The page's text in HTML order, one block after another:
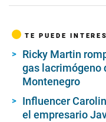
TE PUEDE
Ricky Martin
gas lacrimógeno
Montenegro
Influencer
el empresario